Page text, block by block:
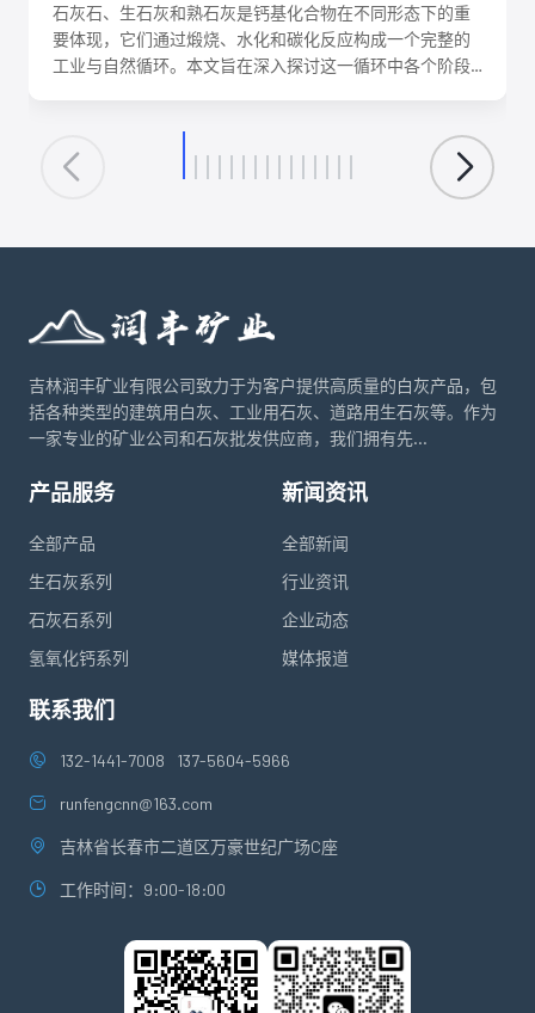
石灰石、生石灰和熟石灰是钙基化合物在不同形态下的重
要体现，它们通过煅烧、水化和碳化反应构成一个完整的
工业与自然循环。本文旨在深入探讨这一循环中各个阶段
优化生产工艺、降低能耗、实现资源可持续利用具有重要
意义。
吉林润丰矿业有限公司致力于为客户提供高质量的白灰产品，包
括各种类型的建筑用白灰、工业用石灰、道路用生石灰等。作为
一家专业的矿业公司和石灰批发供应商，我们拥有先...
产品服务
全部产品
生石灰系列
石灰石系列
氢氧化钙系列
新闻资讯
全部新闻
行业资讯
企业动态
媒体报道
联系我们
132-1441-7008 137-5604-5966
runfengcnn@163.com
吉林省长春市二道区万豪世纪广场C座
工作时间：9:00-18:00